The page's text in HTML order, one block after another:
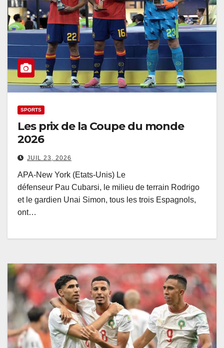
SPORTS
Les prix de la Coupe du monde
2026
JUIL 23, 2026
APA-New York (Etats-Unis) Le
défenseur Pau Cubarsi, le milieu de terrain Rodrigo
et le gardien Unai Simon, tous les trois Espagnols,
ont…